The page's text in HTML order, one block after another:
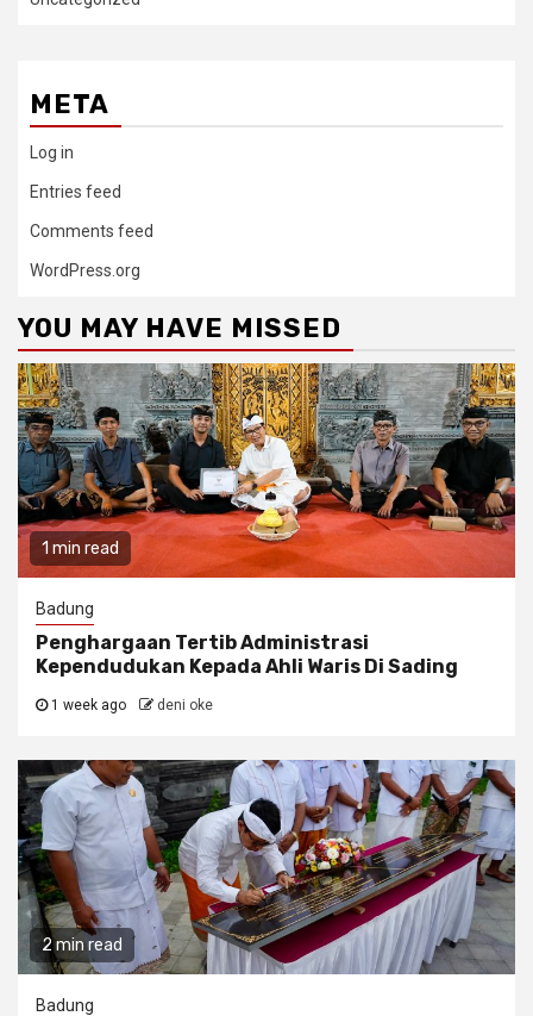
META
Log in
Entries feed
Comments feed
WordPress.org
YOU MAY HAVE MISSED
1 min read
Badung
Penghargaan Tertib Administrasi
Kependudukan Kepada Ahli Waris Di Sading
1 week ago deni oke
2 min read
Badung